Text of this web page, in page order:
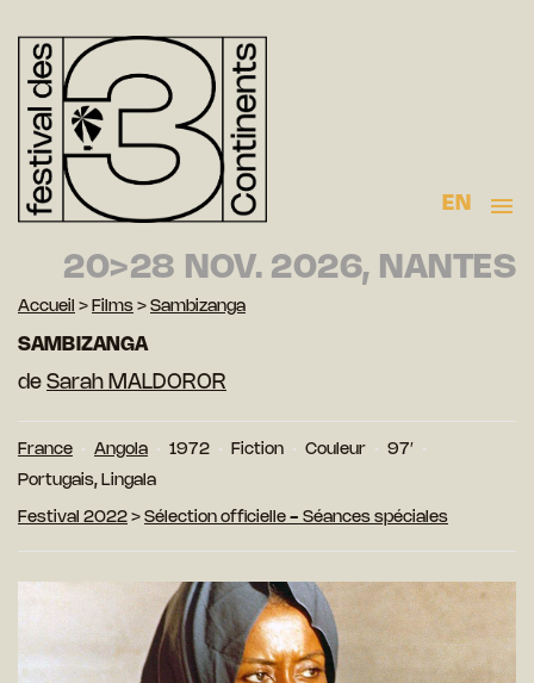
EN
20>28 NOV. 2026, NANTES
Accueil > Films > Sambizanga
SAMBIZANGA
de Sarah MALDOROR
France Angola 1972 Fiction Couleur
97′
Portugais, Lingala
Festival 2022 > Sélection officielle - Séances spéciales